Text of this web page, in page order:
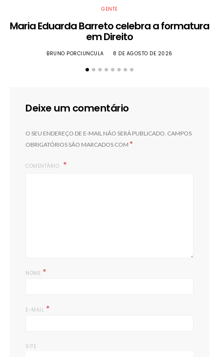
GENTE
Maria Eduarda Barreto celebra a formatura
em Direito
BRUNO PORCIUNCULA 8 DE AGOSTO DE 2026
Deixe um comentário
O SEU ENDEREÇO DE E-MAIL NÃO SERÁ PUBLICADO. CAMPOS
OBRIGATÓRIOS SÃO MARCADOS COM *
COMENTÁRIO
NOME *
E-MAIL *
SITE